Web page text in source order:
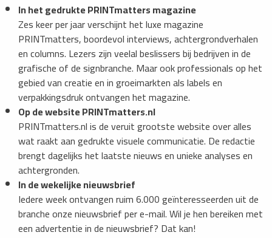
In het gedrukte PRINTmatters magazine
Zes keer per jaar verschijnt het luxe magazine
PRINTmatters, boordevol interviews, achtergrondverhalen
en columns. Lezers zijn veelal beslissers bij bedrijven in de
grafische of de signbranche. Maar ook professionals op het
gebied van creatie en in groeimarkten als labels en
verpakkingsdruk ontvangen het magazine.
Op de website PRINTmatters.nl
PRINTmatters.nl is de veruit grootste website over alles
wat raakt aan gedrukte visuele communicatie. De redactie
brengt dagelijks het laatste nieuws en unieke analyses en
achtergronden.
In de wekelijke nieuwsbrief
Iedere week ontvangen ruim 6.000 geïnteresseerden uit de
branche onze nieuwsbrief per e-mail. Wil je hen bereiken met
een advertentie in de nieuwsbrief? Dat kan!